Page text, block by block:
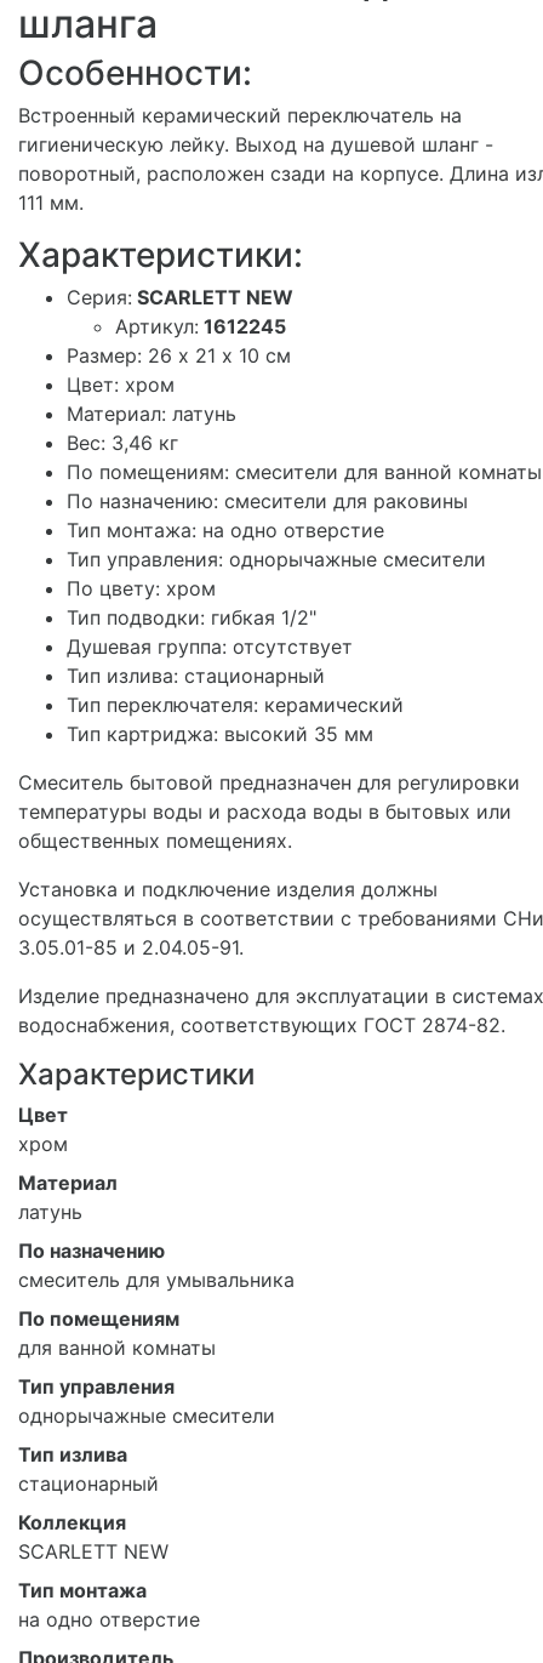
шланга
Особенности:
Встроенный керамический переключатель на
гигиеническую лейку. Выход на душевой шланг -
поворотный, расположен сзади на корпусе. Длина
111 мм.
Характеристики:
Серия: SCARLETT NEW
Артикул: 1612245
Размер: 26 х 21 х 10 см
Цвет: хром
Материал: латунь
Вес: 3,46 кг
По помещениям: смесители для ванной комнаты
По назначению: смесители для раковины
Тип монтажа: на одно отверстие
Тип управления: однорычажные смесители
По цвету: хром
Тип подводки: гибкая 1/2"
Душевая группа: отсутствует
Тип излива: стационарный
Тип переключателя: керамический
Тип картриджа: высокий 35 мм
Смеситель бытовой предназначен для регулировки
температуры воды и расхода воды в бытовых или
общественных помещениях.
Установка и подключение изделия должны
осуществляться в соответствии с требованиями
3.05.01-85 и 2.04.05-91.
Изделие предназначено для эксплуатации в системах
водоснабжения, соответствующих ГОСТ 2874-82.
Характеристики
Цвет
хром
Материал
латунь
По назначению
смеситель для умывальника
По помещениям
для ванной комнаты
Тип управления
однорычажные смесители
Тип излива
стационарный
Коллекция
SCARLETT NEW
Тип монтажа
на одно отверстие